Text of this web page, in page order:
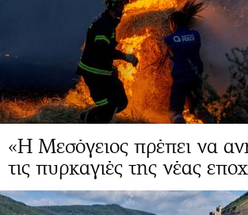
«Η Μεσόγειος πρέπει να
τις πυρκαγιές της νέας